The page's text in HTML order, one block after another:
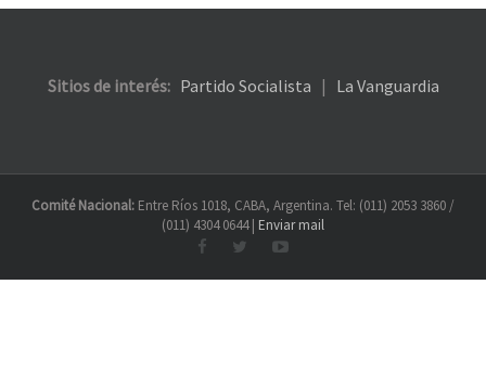
Sitios de interés: Partido Socialista | La Vanguardia
Comité Nacional: Entre Ríos 1018, CABA, Argentina. Tel: (011) 2053 3860 /
(011) 4304 0644 | Enviar mail